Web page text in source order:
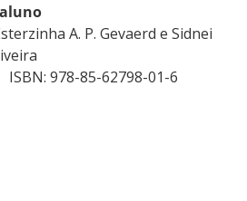
A. P. Gevaerd e Sidnei
978-85-62798-01-6